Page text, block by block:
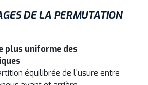
DE LA PERMUTATION
plus uniforme des
équilibrée de l'usure entre